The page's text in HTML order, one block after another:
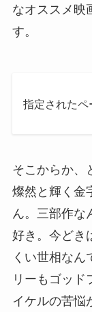
なオススメ映
す。
指定されたペ
そこからか、
燦然と輝く金
ん。三部作な
好き。今どき
くい世相なん
リーもゴッド
イケルの苦悩